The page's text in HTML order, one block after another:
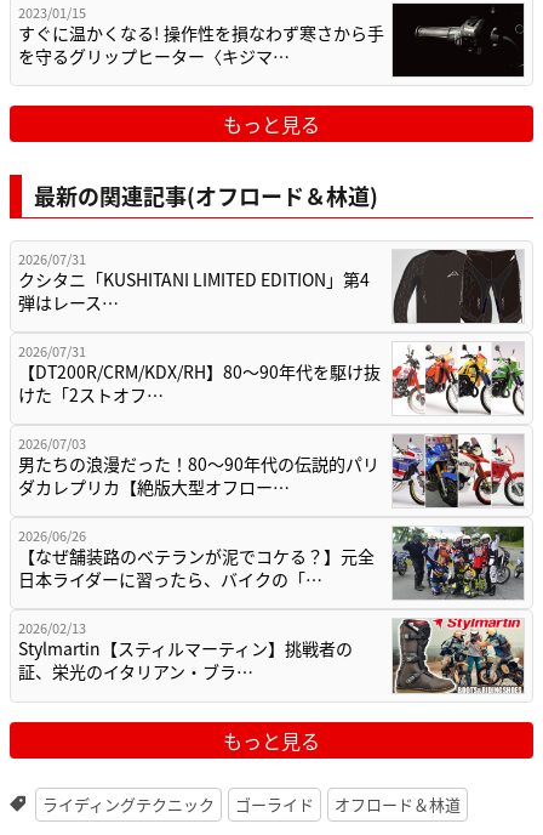
2023/01/15
すぐに温かくなる! 操作性を損なわず寒さから手
を守るグリップヒーター〈キジマ…
もっと見る
最新の関連記事(オフロード＆林道)
2026/07/31
クシタニ「KUSHITANI LIMITED EDITION」第4
弾はレース…
2026/07/31
【DT200R/CRM/KDX/RH】80〜90年代を駆け抜
けた「2ストオフ…
2026/07/03
男たちの浪漫だった！80〜90年代の伝説的パリ
ダカレプリカ【絶版大型オフロー…
2026/06/26
【なぜ舗装路のベテランが泥でコケる？】元全
日本ライダーに習ったら、バイクの「…
2026/02/13
Stylmartin【スティルマーティン】挑戦者の
証、栄光のイタリアン・ブラ…
もっと見る
ライディングテクニック ゴーライド オフロード＆林道